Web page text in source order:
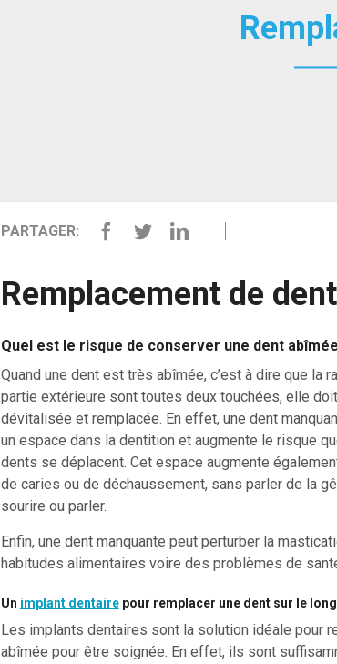
PARTAGER:
Remplacement de dent
Quel est le risque de conserver une dent
Quand une dent est très abîmée, c’est à dire que la
partie extérieure sont toutes deux touchées, elle
dévitalisée et remplacée. En effet, une dent
un espace dans la dentition et augmente le risque
dents se déplacent. Cet espace augmente
de caries ou de déchaussement, sans parler de la
sourire ou parler.
Enfin, une dent manquante peut perturber la
habitudes alimentaires voire des problèmes de
Un implant dentairepour remplacer une dent sur le
Les implants dentaires sont la solution idéale pour
abîmée pour être soignée. En effet, ils sont